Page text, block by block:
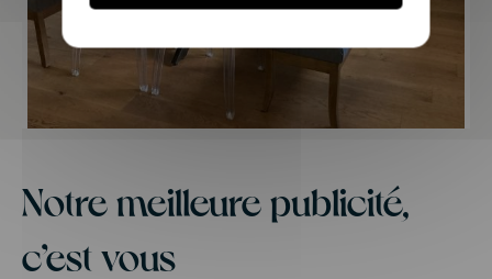
Notre meilleure publicité,
c’est vous